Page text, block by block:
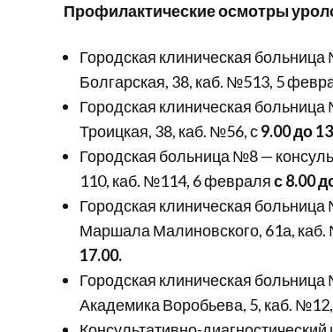
Профилактические осмотры
Городская клиническая
Болгарская, 38, каб. №513, 5
Городская клиническая
Троицкая, 38, каб. №56, с9.00 до
Городская больница №8 —
110, каб. №114, 6 февраляс 8.00
Городская клиническая
Маршала Малиновского, 61а,
17.00.
Городская клиническая
Академика Воробьева, 5, каб. №12,